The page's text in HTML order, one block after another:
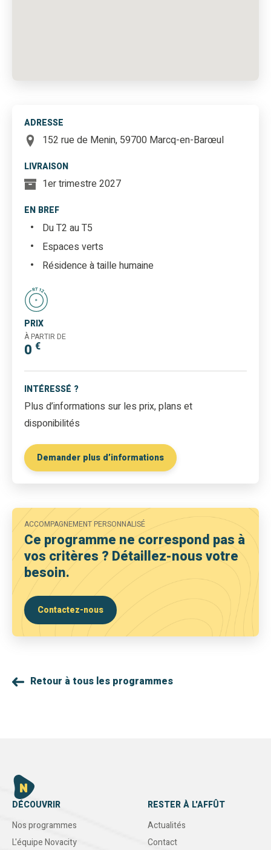
ADRESSE
152 rue de Menin, 59700 Marcq-en-Barœul
LIVRAISON
1er trimestre 2027
EN BREF
Du T2 au T5
Espaces verts
Résidence à taille humaine
PRIX
À PARTIR DE
0 €
INTÉRESSÉ ?
Plus d’informations sur les prix, plans et
disponibilités
Demander plus d’informations
ACCOMPAGNEMENT PERSONNALISÉ
Ce programme ne correspond pas à
vos critères ? Détaillez-nous votre
besoin.
Contactez-nous
Retour à tous les programmes
DÉCOUVRIR
Nos programmes
L'équipe Novacity
RESTER À L'AFFÛT
Actualités
Contact